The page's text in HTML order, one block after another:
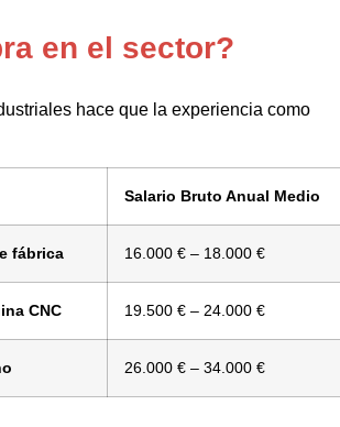
en el sector?
hace que la experiencia como
Salario Bruto Anual Medio
fábrica 16.000 € – 18.000 €
CNC 19.500 € – 24.000 €
26.000 € – 34.000 €